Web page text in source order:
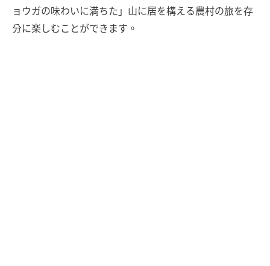
ョウガの味わいに満ちた」山に居を構える農村の旅を存
分に楽しむことができます。